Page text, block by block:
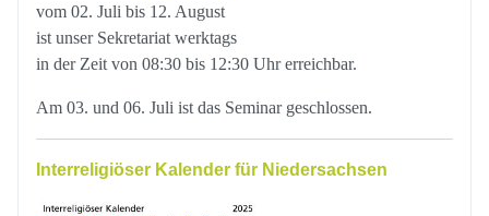
vom 02. Juli bis 12. August
ist unser Sekretariat werktags
in der Zeit von 08:30 bis 12:30 Uhr erreichbar.
Am 03. und 06. Juli ist das Seminar geschlossen.
Interreligiöser Kalender für Niedersachsen